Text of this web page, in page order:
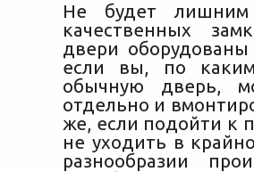
Не будет лишним
качественных
двери
если вы, по
обычную дверь,
отдельно и
же, если подойти к
не уходить в
разнообразии